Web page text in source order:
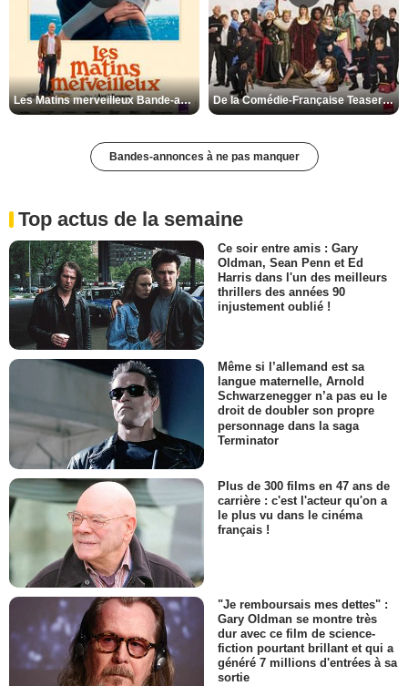
Les Matins merveilleux Bande-annonce VF De la Comédie-Française Teaser VF
Bandes-annonces à ne pas manquer
Top actus de la semaine
Ce soir entre amis : Gary
Oldman, Sean Penn et Ed
Harris dans l'un des meilleurs
thrillers des années 90
injustement oublié !
Même si l’allemand est sa
langue maternelle, Arnold
Schwarzenegger n’a pas eu le
droit de doubler son propre
personnage dans la saga
Terminator
Plus de 300 films en 47 ans de
carrière : c'est l'acteur qu'on a
le plus vu dans le cinéma
français !
"Je remboursais mes dettes" :
Gary Oldman se montre très
dur avec ce film de science-
fiction pourtant brillant et qui a
généré 7 millions d'entrées à sa
sortie